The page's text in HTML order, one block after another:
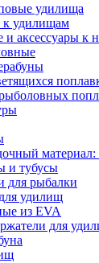
удилища
удилищам
аксессуары к
и тубусы
для рыбалки
удилищ
из EVA
для